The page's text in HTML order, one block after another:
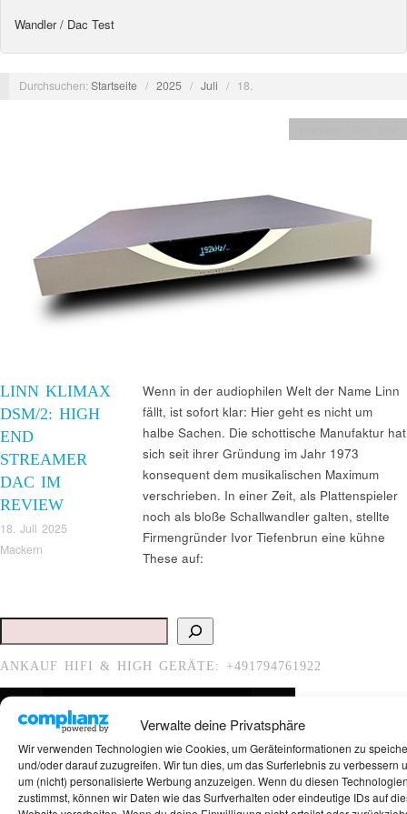
Verwalte deine Privatsphäre
Wir verwenden Technologien wie Cookies, um Geräteinformationen zu
und/oder darauf zuzugreifen. Wir tun dies, um das Surferlebnis zu verbessern
um (nicht) personalisierte Werbung anzuzeigen. Wenn du diesen
zustimmst, können wir Daten wie das Surfverhalten oder eindeutige IDs auf
Wandler / Dac Test
Durchsuchen:Startseite / 2025 / Juli / 18.
LINN KLIMAX
DSM/2: HIGH
END
STREAMER
DAC IM
REVIEW
18. Juli 2025
Mackern
Wenn in der audiophilen Welt der Name Linn
fällt, ist sofort klar: Hier geht es nicht um
halbe Sachen. Die schottische Manufaktur hat
sich seit ihrer Gründung im Jahr 1973
konsequent dem musikalischen Maximum
verschrieben. In einer Zeit, als Plattenspieler
noch als bloße Schallwandler galten, stellte
Firmengründer Ivor Tiefenbrun eine kühne
These auf:
Suchen
ANKAUF HIFI & HIGH GERÄTE: +491794761922